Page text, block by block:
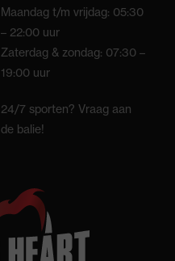
Maandag t/m vrijdag: 05:30
– 22:00 uur
Zaterdag & zondag: 07:30 –
19:00 uur
24/7 sporten? Vraag aan
de balie!